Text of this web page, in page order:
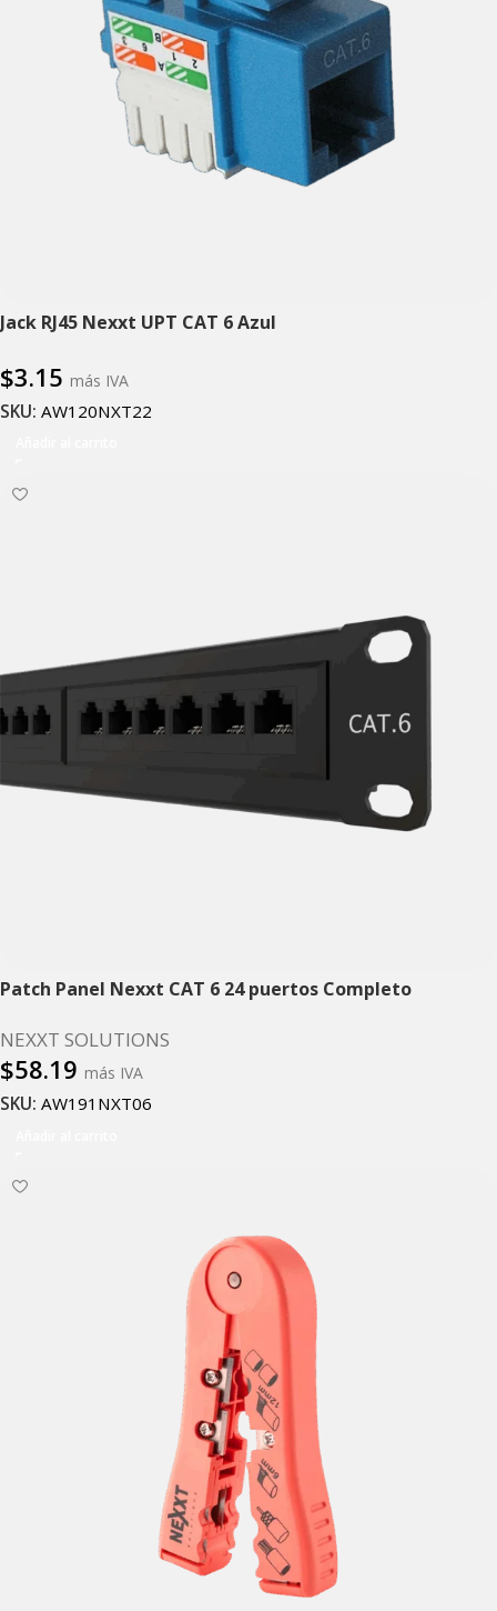
Jack RJ45 Nexxt UPT CAT 6 Azul
$3.15 más IVA
SKU: AW120NXT22
Patch Panel Nexxt CAT 6 24 puertos Completo
NEXXT SOLUTIONS
$58.19 más IVA
SKU: AW191NXT06